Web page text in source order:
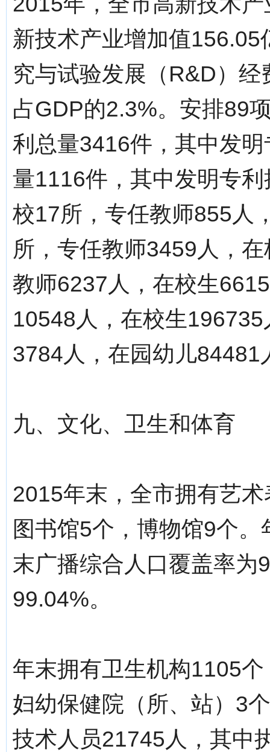
新技术产业增加值
究与试验发展（R&D）
占GDP的2.3%。安排89
利总量3416件，其中发
量1116件，其中发明专
校17所，专任教师855人
所，专任教师3459人，
教师6237人，在校生
10548人，在校生
3784人，在园幼儿84481
九、文化、卫生和体育
2015年末，全市拥有艺
图书馆5个，博物馆9个
末广播综合人口覆盖率为
99.04%。
年末拥有卫生机构1105
妇幼保健院（所、站）3
技术人员21745人，其中